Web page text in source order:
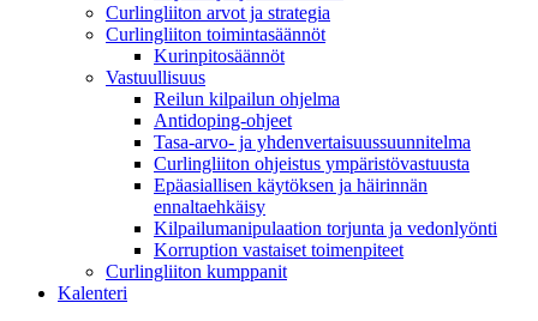
Curlingliiton arvot ja strategia
Curlingliiton toimintasäännöt
Kurinpitosäännöt
Vastuullisuus
Reilun kilpailun ohjelma
Antidoping-ohjeet
Tasa-arvo- ja yhdenvertaisuussuunnitelma
Curlingliiton ohjeistus ympäristövastuusta
Epäasiallisen käytöksen ja häirinnän
ennaltaehkäisy
Kilpailumanipulaation torjunta ja vedonlyönti
Korruption vastaiset toimenpiteet
Curlingliiton kumppanit
Kalenteri